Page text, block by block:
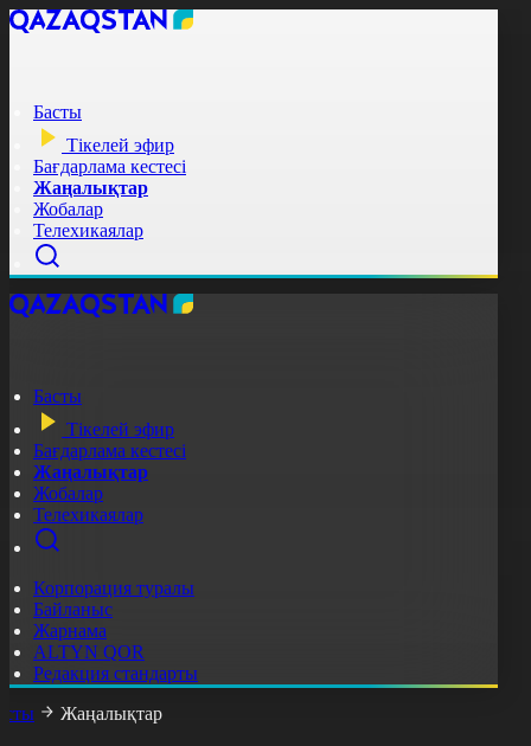
Басты
Тікелей эфир
Бағдарлама кестесі
Жаңалықтар
Жобалар
Телехикаялар
Басты
Тікелей эфир
Бағдарлама кестесі
Жаңалықтар
Жобалар
Телехикаялар
Корпорация туралы
Байланыс
Жарнама
ALTYN QOR
Редакция стандарты
Жаңалықтар